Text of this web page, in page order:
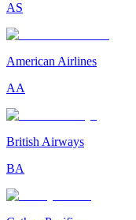
AS
American Airlines
AA
British Airways
BA